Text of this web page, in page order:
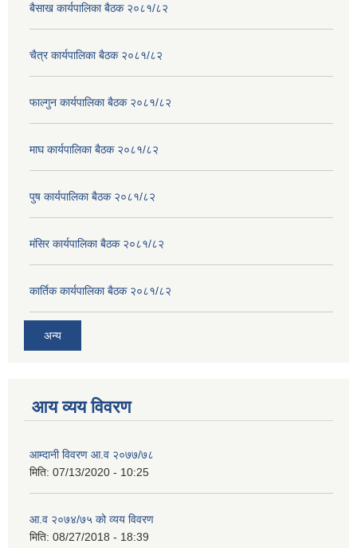
बैसाख कार्यपालिका बैठक २०८१/८२
चैत्र कार्यपालिका बैठक २०८१/८२
फाल्गुन कार्यपालिका बैठक २०८१/८२
माघ कार्यपालिका बैठक २०८१/८२
पुष कार्यपालिका बैठक २०८१/८२
मंसिर कार्यपालिका बैठक २०८१/८२
कार्तिक कार्यपालिका बैठक २०८१/८२
अन्य
आय व्यय विवरण
आम्दानी विवरण आ.व २०७७/७८
मिति: 07/13/2020 - 10:25
आ.व २०७४/७५ को व्यय विवरण
मिति: 08/27/2018 - 18:39